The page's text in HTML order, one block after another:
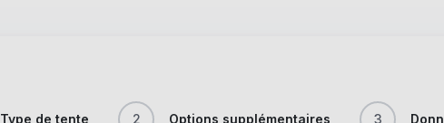
Type de tente 2 Options supplémentaires 3